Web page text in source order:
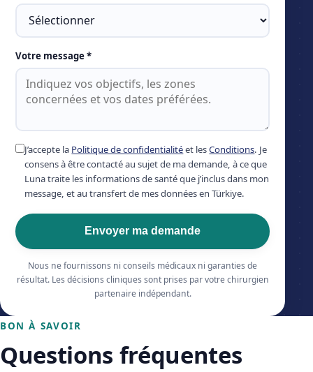
Votre message *
J’accepte la Politique de confidentialitéet lesConditions. Je
consens à être contacté au sujet de ma demande, à ce que
Luna traite les informations de santé que j’inclus dans mon
message, et au transfert de mes données en Türkiye.
Envoyer ma demande
Nous ne fournissons ni conseils médicaux ni garanties de
résultat. Les décisions cliniques sont prises par votre chirurgien
partenaire indépendant.
BON À SAVOIR
Questions fréquentes